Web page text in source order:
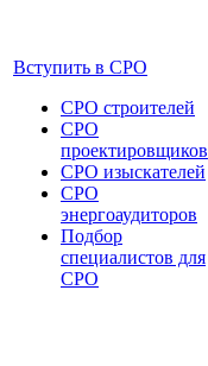
Вступить в СРО
СРО строителей
СРО
проектировщиков
СРО изыскателей
СРО
энергоаудиторов
Подбор
специалистов для
СРО